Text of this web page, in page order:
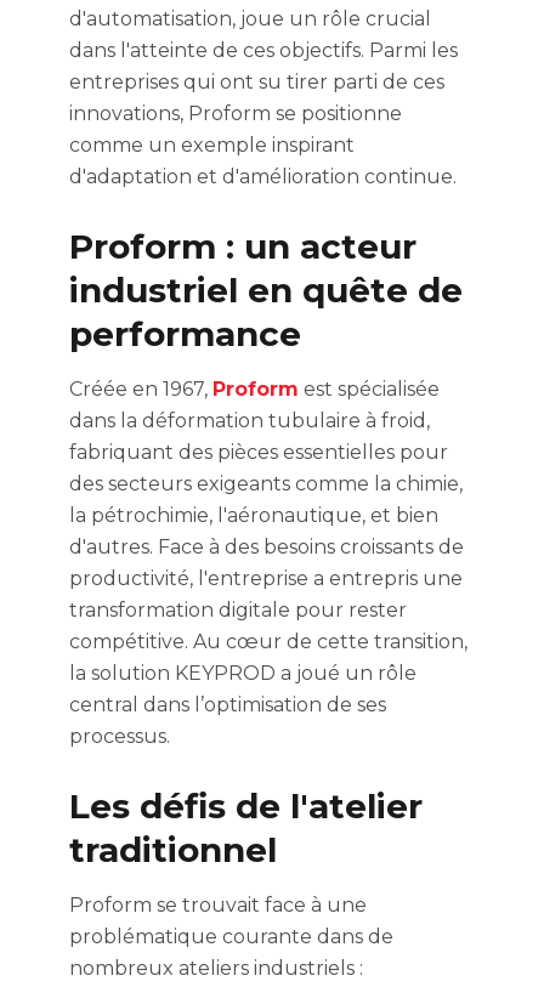
d'automatisation, joue un rôle crucial
dans l'atteinte de ces objectifs. Parmi les
entreprises qui ont su tirer parti de ces
innovations, Proform se positionne
comme un exemple inspirant
d'adaptation et d'amélioration continue.
Proform : un acteur
industriel en quête de
performance
Créée en 1967, Proform est spécialisée
dans la déformation tubulaire à froid,
fabriquant des pièces essentielles pour
des secteurs exigeants comme la chimie,
la pétrochimie, l'aéronautique, et bien
d'autres. Face à des besoins croissants de
productivité, l'entreprise a entrepris une
transformation digitale pour rester
compétitive. Au cœur de cette transition,
la solution KEYPROD a joué un rôle
central dans l’optimisation de ses
processus.
Les défis de l'atelier
traditionnel
Proform se trouvait face à une
problématique courante dans de
nombreux ateliers industriels :